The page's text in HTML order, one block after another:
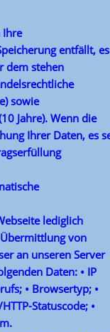
Ihre
entfällt, es
dem stehen
sowie
Jahre). Wenn die
Ihrer Daten, es
lediglich
von
an unseren Server
Daten: • IP
• Browsertyp; •
Statuscode; •